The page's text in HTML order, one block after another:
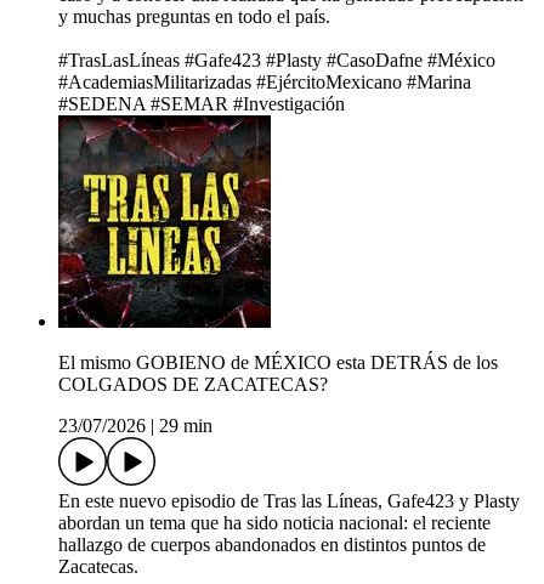
y muchas preguntas en todo el país.
#TrasLasLíneas #Gafe423 #Plasty #CasoDafne #México
#AcademiasMilitarizadas #EjércitoMexicano #Marina
#SEDENA #SEMAR #Investigación
El mismo GOBIENO de MÉXICO esta DETRÁS de los
COLGADOS DE ZACATECAS?
23/07/2026
29 min
En este nuevo episodio de Tras las Líneas, Gafe423 y Plasty
abordan un tema que ha sido noticia nacional: el reciente
hallazgo de cuerpos abandonados en distintos puntos de
Zacatecas.